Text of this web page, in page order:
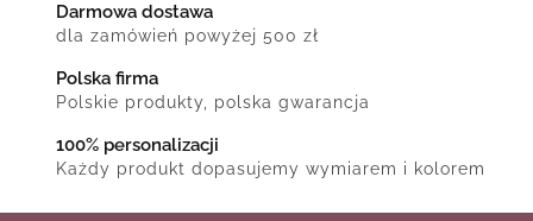
Darmowa dostawa
dla zamówień powyżej 500 zł
Polska firma
Polskie produkty, polska gwarancja
100% personalizacji
Każdy produkt dopasujemy wymiarem i kolorem